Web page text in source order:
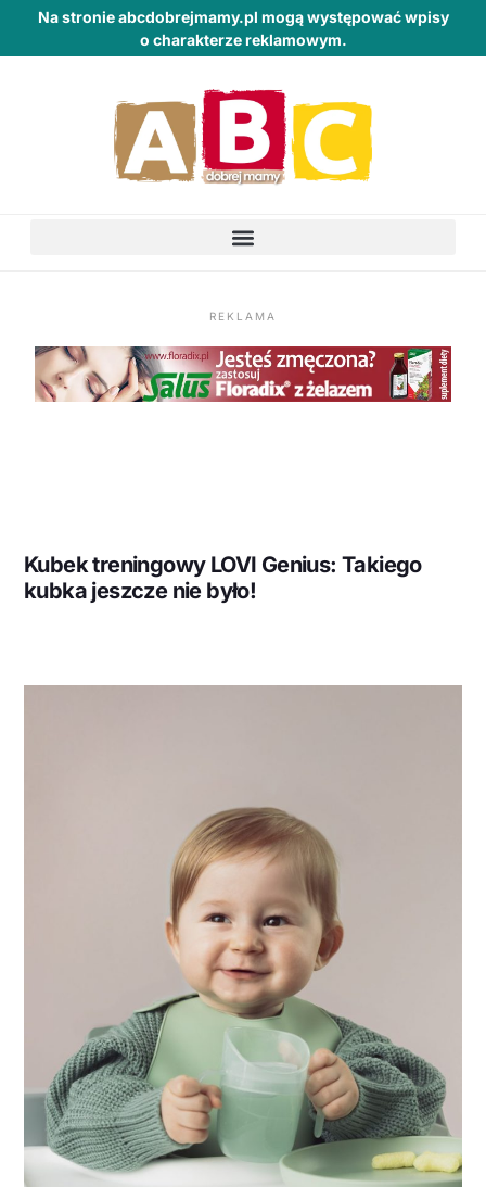
Na stronie abcdobrejmamy.pl mogą występować wpisy
o charakterze reklamowym.
REKLAMA
Kubek treningowy LOVI Genius: Takiego
kubka jeszcze nie było!